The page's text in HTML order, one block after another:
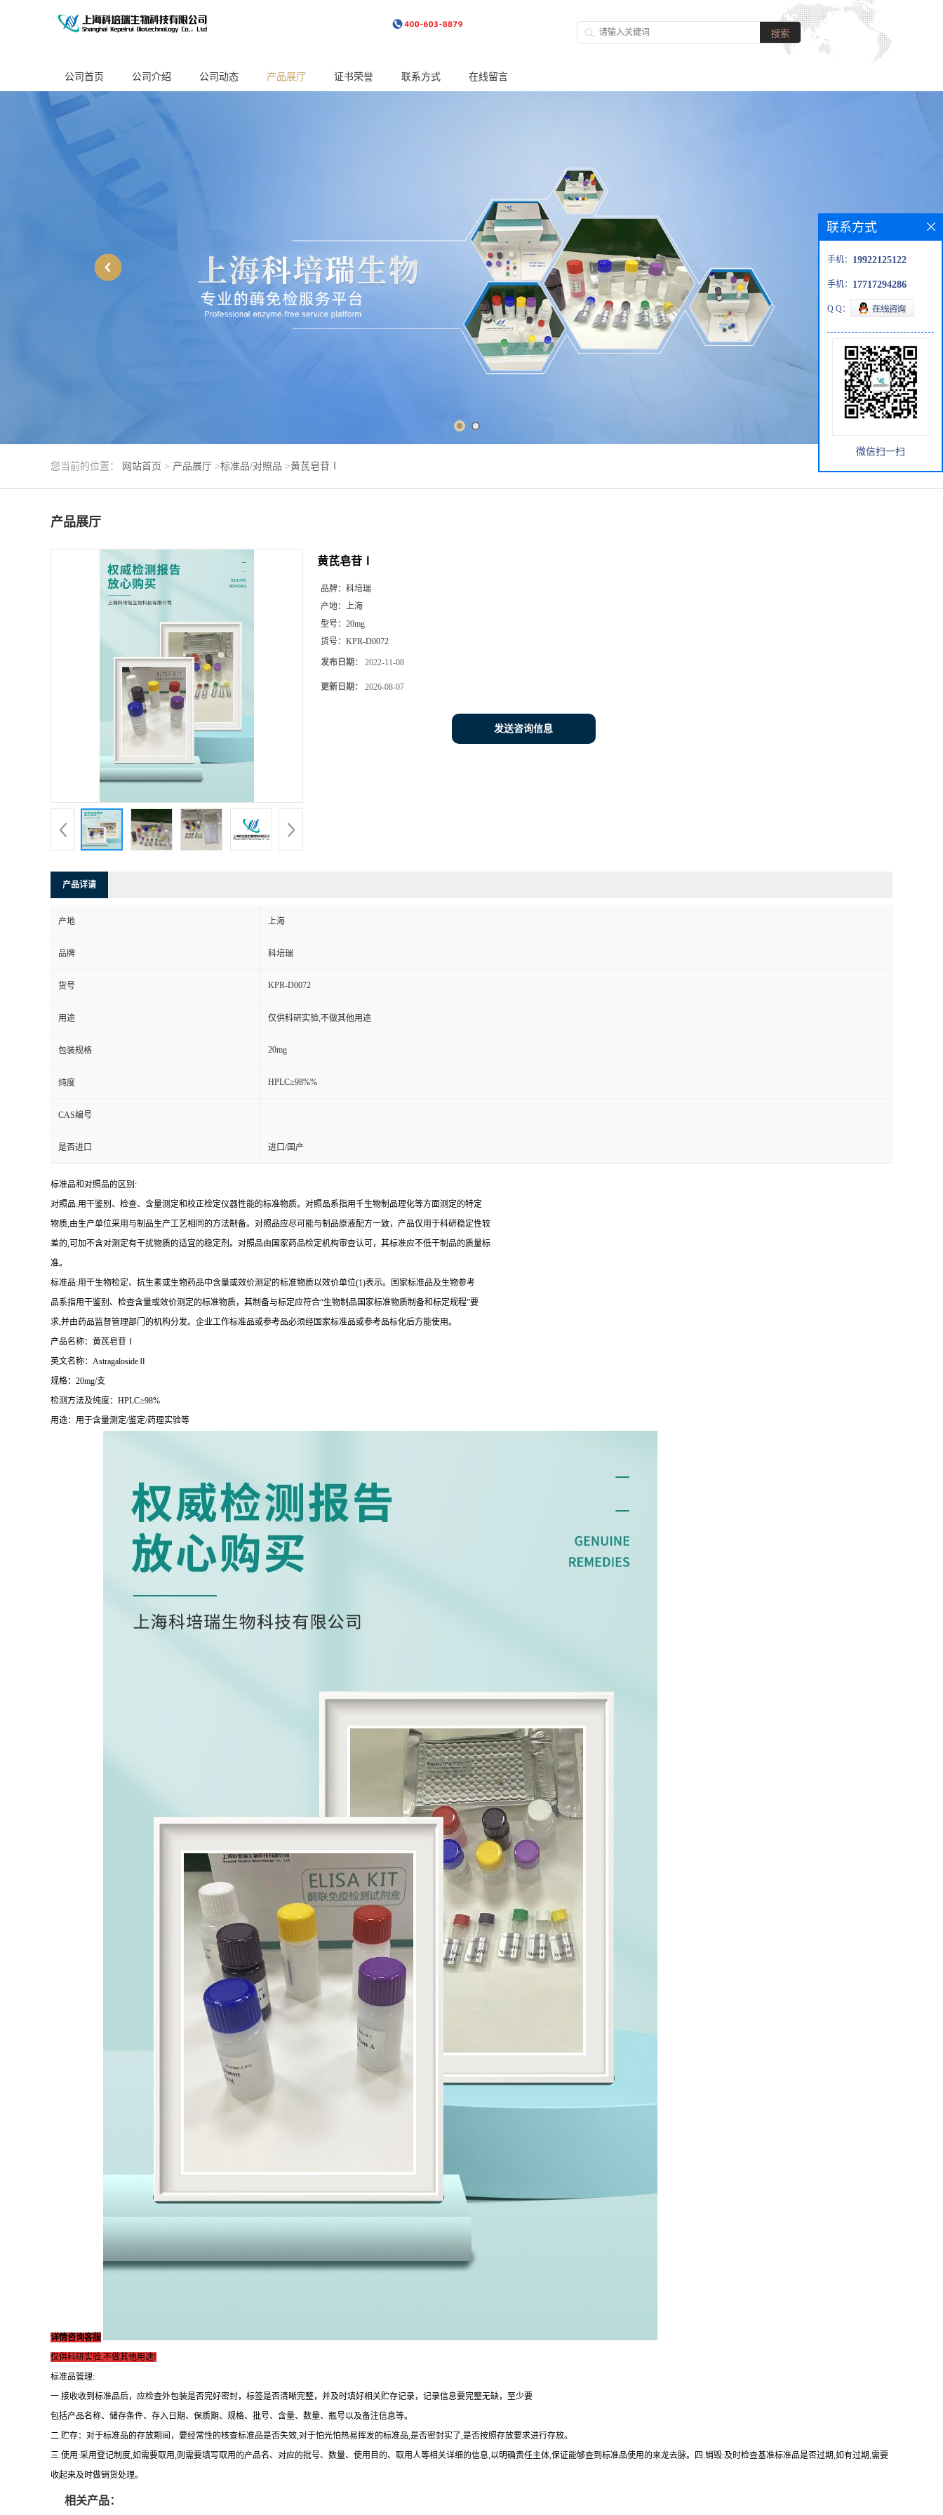
公司首页 公司介绍 公司动态 产品展厅 证书荣誉 联系方式 在线留言
您当前的位置： 网站首页 > 产品展厅 >标准品/对照品 >黄芪皂苷Ⅰ
产品展厅
黄芪皂苷Ⅰ
品牌： 科培瑞
产地：
上海
型号： 20mg
货号： KPR-D0072
发布日期： 2022-11-08
更新日期： 2026-08-07
发送咨询信息
产品详请
产地 上海
品牌 科培瑞
货号 KPR-D0072
用途 仅供科研实验,不做其他用途
包装规格 20mg
纯度 HPLC≥98%%
CAS编号
是否进口 进口/国产
标准品和对照品的区别:
对照品:用干鉴别、检查、含量测定和校正检定仪器性能的标准物质。对照品系指用千生物制品理化等方面测定的特定
物质,由生产单位采用与制品生产工艺相同的方法制备。对照品应尽可能与制品原液配方一致，产品仅用于科研稳定性较
差的,可加不含对测定有干扰物质的适宜的稳定剂。对照品由国家药品检定机构审查认可，其标准应不低干制品的质量标
准。
标准品:用干生物检定、抗生素或生物药品中含量或效价测定的标准物质以效价单位(1)表示。国家标准品及生物参考
品系指用干鉴别、检查含量或效价测定的标准物质，其制备与标定应符合“生物制品国家标准物质制备和标定规程”要
求,并由药品监督管理部门的机构分发。企业工作标准品或参考品必须经国家标准品或参考品标化后方能使用。
产品名称：黄芪皂苷Ⅰ
英文名称：AstragalosideⅡ
规格：20mg/支
检测方法及纯度：HPLC≥98%
用途：用于含量测定/鉴定/药理实验等
详情咨询客服
仅供科研实验,不做其他用途!
标准品管理:
一.接收收到标准品后，应检查外包装是否完好密封，标签是否清晰完整，并及时填好相关贮存记录，记录信息要完整无缺，至少要
包括产品名称、储存条件、存入日期、保质期、规格、批号、含量、数量、瓶号以及备注信息等。
二.贮存：对于标准品的存放期间，要经常性的核查标准品是否失效,对于怕光怕热易挥发的标准品,是否密封实了,是否按照存放要求进行存放。
三.使用:采用登记制度,如需要取用,则需要填写取用的产品名、对应的批号、数量、使用目的、取用人等相关详细的信息,以明确责任主体,保证能够查到标准品使用的来龙去脉。四.销毁:及时检查基准标准品是否过期,如有过期,需要
收起来及时做销货处理。
相关产品：
联系方式
手机： 19922125122
手机： 17717294286
Q Q：
微信扫一扫